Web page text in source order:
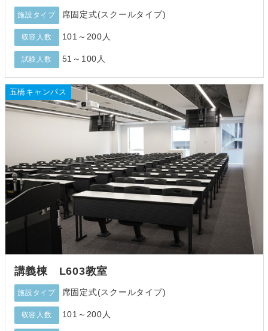
施設タイプ 席固定式(スクールタイプ)
収容人数 101～200人
試験人数 51～100人
五橋キャンパス
講義棟 L603教室
施設タイプ 席固定式(スクールタイプ)
収容人数 101～200人